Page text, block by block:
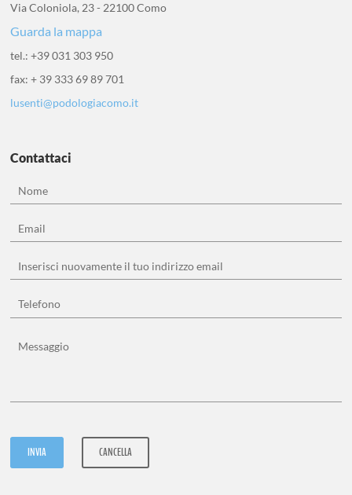
Via Coloniola, 23 - 22100 Como
Guarda la mappa
tel.: +39 031 303 950
fax: + 39 333 69 89 701
lusenti@podologiacomo.it
Contattaci
INVIA CANCELLA